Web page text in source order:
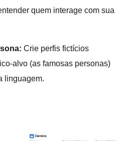
quem interage com sua
Crie perfis fictícios
alvo (as famosas personas)
linguagem.